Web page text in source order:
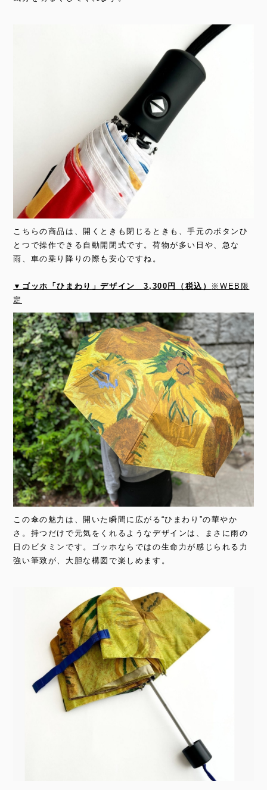
こちらの商品は、開くときも閉じるときも、手元のボタンひ
とつで操作できる自動開閉式です。荷物が多い日や、急な
雨、車の乗り降りの際も安心ですね。
▼ゴッホ「ひまわり」デザイン 3,300円（税込）
※WEB限
定
この傘の魅力は、開いた瞬間に広がる“ひまわり”の華やか
さ。持つだけで元気をくれるようなデザインは、まさに雨の
日のビタミンです。ゴッホならではの生命力が感じられる力
強い筆致が、大胆な構図で楽しめます。